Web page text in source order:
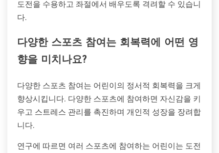
도전을 수용하고 좌절에서 배우도록 격려할 수 있습니
다.
다양한 스포츠 참여는 회복력에 어떤 영
향을 미치나요?
다양한 스포츠 참여는 어린이의 정서적 회복력을 크게
향상시킵니다. 다양한 스포츠에 참여하면 자신감을 키
우고 스트레스 관리를 촉진하며 개인적 성장을 장려합
니다.
연구에 따르면 여러 스포츠에 참여하는 어린이는 도전